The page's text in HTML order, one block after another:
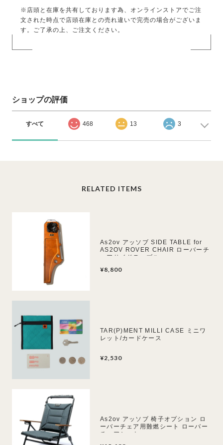
※店頭と在庫を共有しております為、オンラインストアでご注
文された時点で店頭在庫との売れ違いで完売の場合がございま
す。ご了承の上、ご注文ください。
ショップの評価
すべて 468 13 3
RELATED ITEMS
As2ov アッソブ SIDE TABLE for
AS2OV ROVER CHAIR ローバーチ
ェアサイドテーブル
¥8,800
TAR(P)MENT MILLI CASE ミニワ
レット/カードケース
¥2,530
As2ov アッソブ 椅子オプション ロ
ーバーチェア用難燃シート ローバー
チェアシート